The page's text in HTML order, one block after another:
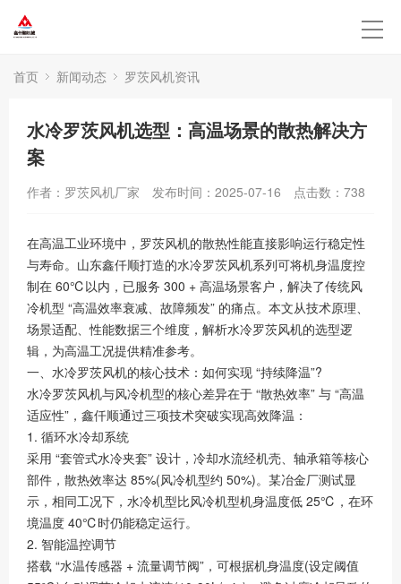
首页 新闻动态 罗茨风机资讯
水冷罗茨风机选型：高温场景的散热解决方
案
作者：罗茨风机厂家 发布时间：2025-07-16 点击数： 738
在高温工业环境中，罗茨风机的散热性能直接影响运行稳定性
与寿命。山东鑫仟顺打造的水冷罗茨风机系列可将机身温度控
制在 60℃以内，已服务 300 + 高温场景客户，解决了传统风
冷机型 “高温效率衰减、故障频发” 的痛点。本文从技术原理、
场景适配、性能数据三个维度，解析水冷罗茨风机的选型逻
辑，为高温工况提供精准参考。
一、水冷罗茨风机的核心技术：如何实现 “持续降温”?
水冷罗茨风机与风冷机型的核心差异在于 “散热效率” 与 “高温
适应性”，鑫仟顺通过三项技术突破实现高效降温：
1. 循环水冷却系统
采用 “套管式水冷夹套” 设计，冷却水流经机壳、轴承箱等核心
部件，散热效率达 85%(风冷机型约 50%)。某冶金厂测试显
示，相同工况下，水冷机型比风冷机型机身温度低 25℃，在环
境温度 40℃时仍能稳定运行。
2. 智能温控调节
搭载 “水温传感器 + 流量调节阀”，可根据机身温度(设定阈值